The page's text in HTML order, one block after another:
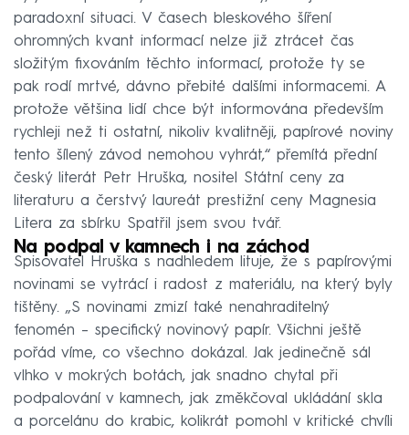
paradoxní situaci. V časech bleskového šíření
ohromných kvant informací nelze již ztrácet čas
složitým fixováním těchto informací, protože ty se
pak rodí mrtvé, dávno přebité dalšími informacemi. A
protože většina lidí chce být informována především
rychleji než ti ostatní, nikoliv kvalitněji, papírové noviny
tento šílený závod nemohou vyhrát,“ přemítá přední
český literát Petr Hruška, nositel Státní ceny za
literaturu a čerstvý laureát prestižní ceny Magnesia
Litera za sbírku Spatřil jsem svou tvář.
Na podpal v kamnech i na záchod
Spisovatel Hruška s nadhledem lituje, že s papírovými
novinami se vytrácí i radost z materiálu, na který byly
tištěny. „S novinami zmizí také nenahraditelný
fenomén – specifický novinový papír. Všichni ještě
pořád víme, co všechno dokázal. Jak jedinečně sál
vlhko v mokrých botách, jak snadno chytal při
podpalování v kamnech, jak změkčoval ukládání skla
a porcelánu do krabic, kolikrát pomohl v kritické chvíli